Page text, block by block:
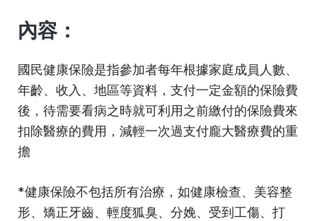
內容：
國民健康保險是指參加者每年根據家庭成員人數、
年齡、收入、地區等資料，支付一定金額的保險費
後，待需要看病之時就可利用之前繳付的保險費來
扣除醫療的費用，減輕一次過支付龐大醫療費的重
擔
*健康保險不包括所有治療，如健康檢查、美容整
形、矯正牙齒、輕度狐臭、分娩、受到工傷、打